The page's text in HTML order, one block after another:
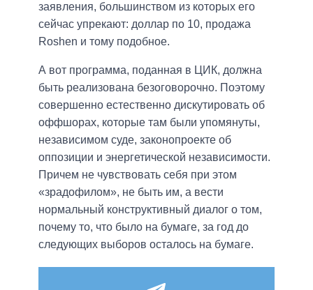
заявления, большинством из которых его
сейчас упрекают: доллар по 10, продажа
Roshen и тому подобное.
А вот программа, поданная в ЦИК, должна
быть реализована безоговорочно. Поэтому
совершенно естественно дискутировать об
оффшорах, которые там были упомянуты,
независимом суде, законопроекте об
оппозиции и энергетической независимости.
Причем не чувствовать себя при этом
«зрадофилом», не быть им, а вести
нормальный конструктивный диалог о том,
почему то, что было на бумаге, за год до
следующих выборов осталось на бумаге.